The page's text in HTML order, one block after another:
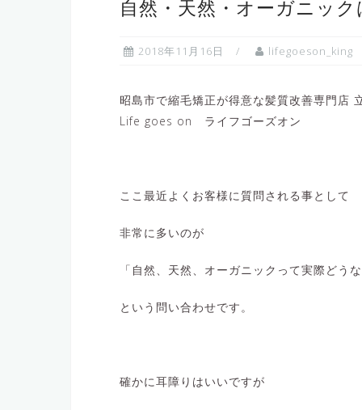
自然・天然・オーガニッ
2018年11月16日 lifegoeson_king
昭島市で縮毛矯正が得意な髪質改善専門店
Life goes on ライフゴーズオン
ここ最近よくお客様に質問される事として
非常に多いのが
「自然、天然、オーガニックって実際どう
という問い合わせです。
確かに耳障りはいいですが